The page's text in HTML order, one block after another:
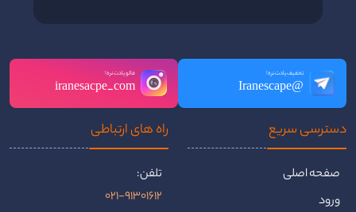
تخفیف یادت نره!
@Iranescape
فالو یادت نره!
iranesacpe_com
دسترسی سریع
صفحه اصلی
ورود
راه ‌های ارتباطی
تلفن:
021-91301612